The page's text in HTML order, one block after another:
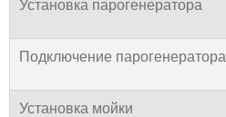
Установка парогенератора
Подключение парогенератора
Установка мойки